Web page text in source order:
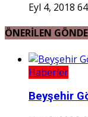
Eyl 4, 2018
ÖNERİLEN
Haberler
Beyşehir